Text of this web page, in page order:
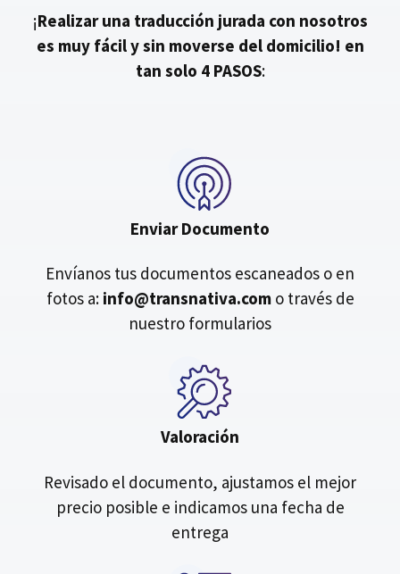
¡Realizar una traducción jurada con nosotros
es muy fácil y sin moverse del domicilio! en
tan solo 4 PASOS:
Enviar Documento
Envíanos tus documentos escaneados o en
fotos a: info@transnativa.como través de
nuestro formularios
Valoración
Revisado el documento, ajustamos el mejor
precio posible e indicamos una fecha de
entrega